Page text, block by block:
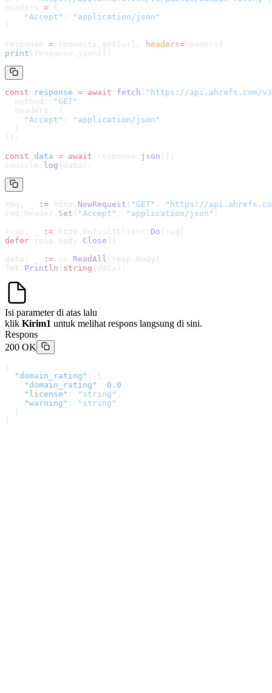
headers = {
    "Accept"
:
"application/json"
}
response = requests.get(url, headers= headers )
print (response.json())
const response = await fetch ( " https://api.ahrefs.com/
  method:
"GET" ,
  headers: {
    "Accept"
:
"application/json"
  }
});
const data = await response. json ();
console. log (data);
req, _ := http. NewRequest ( "GET" , " https://
req.Header. Set ( "Accept" , "application/json" )
resp, _
:= http.DefaultClient. Do (req)
defer resp.Body. Close ()
data, _
:= io. ReadAll (resp.Body)
fmt. Println ( string (data))
Isi parameter di atas lalu
klik Kirim1 untuk melihat respons langsung di sini.
Respons
200 OK
{
  "domain_rating"
: {
    "domain_rating"
: 0.0 ,
    "license"
: "string" ,
    "warning"
:
"string"
  }
}